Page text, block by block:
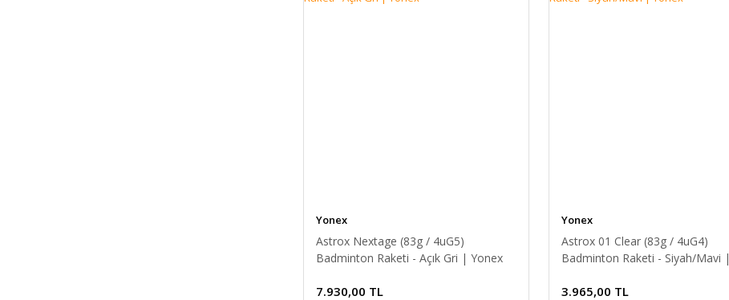
Yonex
Astrox Nextage (83g / 4uG5)
Badminton Raketi - Açık Gri | Yonex
7.930,00 TL
Yonex
Astrox 01 Clear (83g / 4uG4)
Badminton Raketi - Siyah/Mavi |
3.965,00 TL